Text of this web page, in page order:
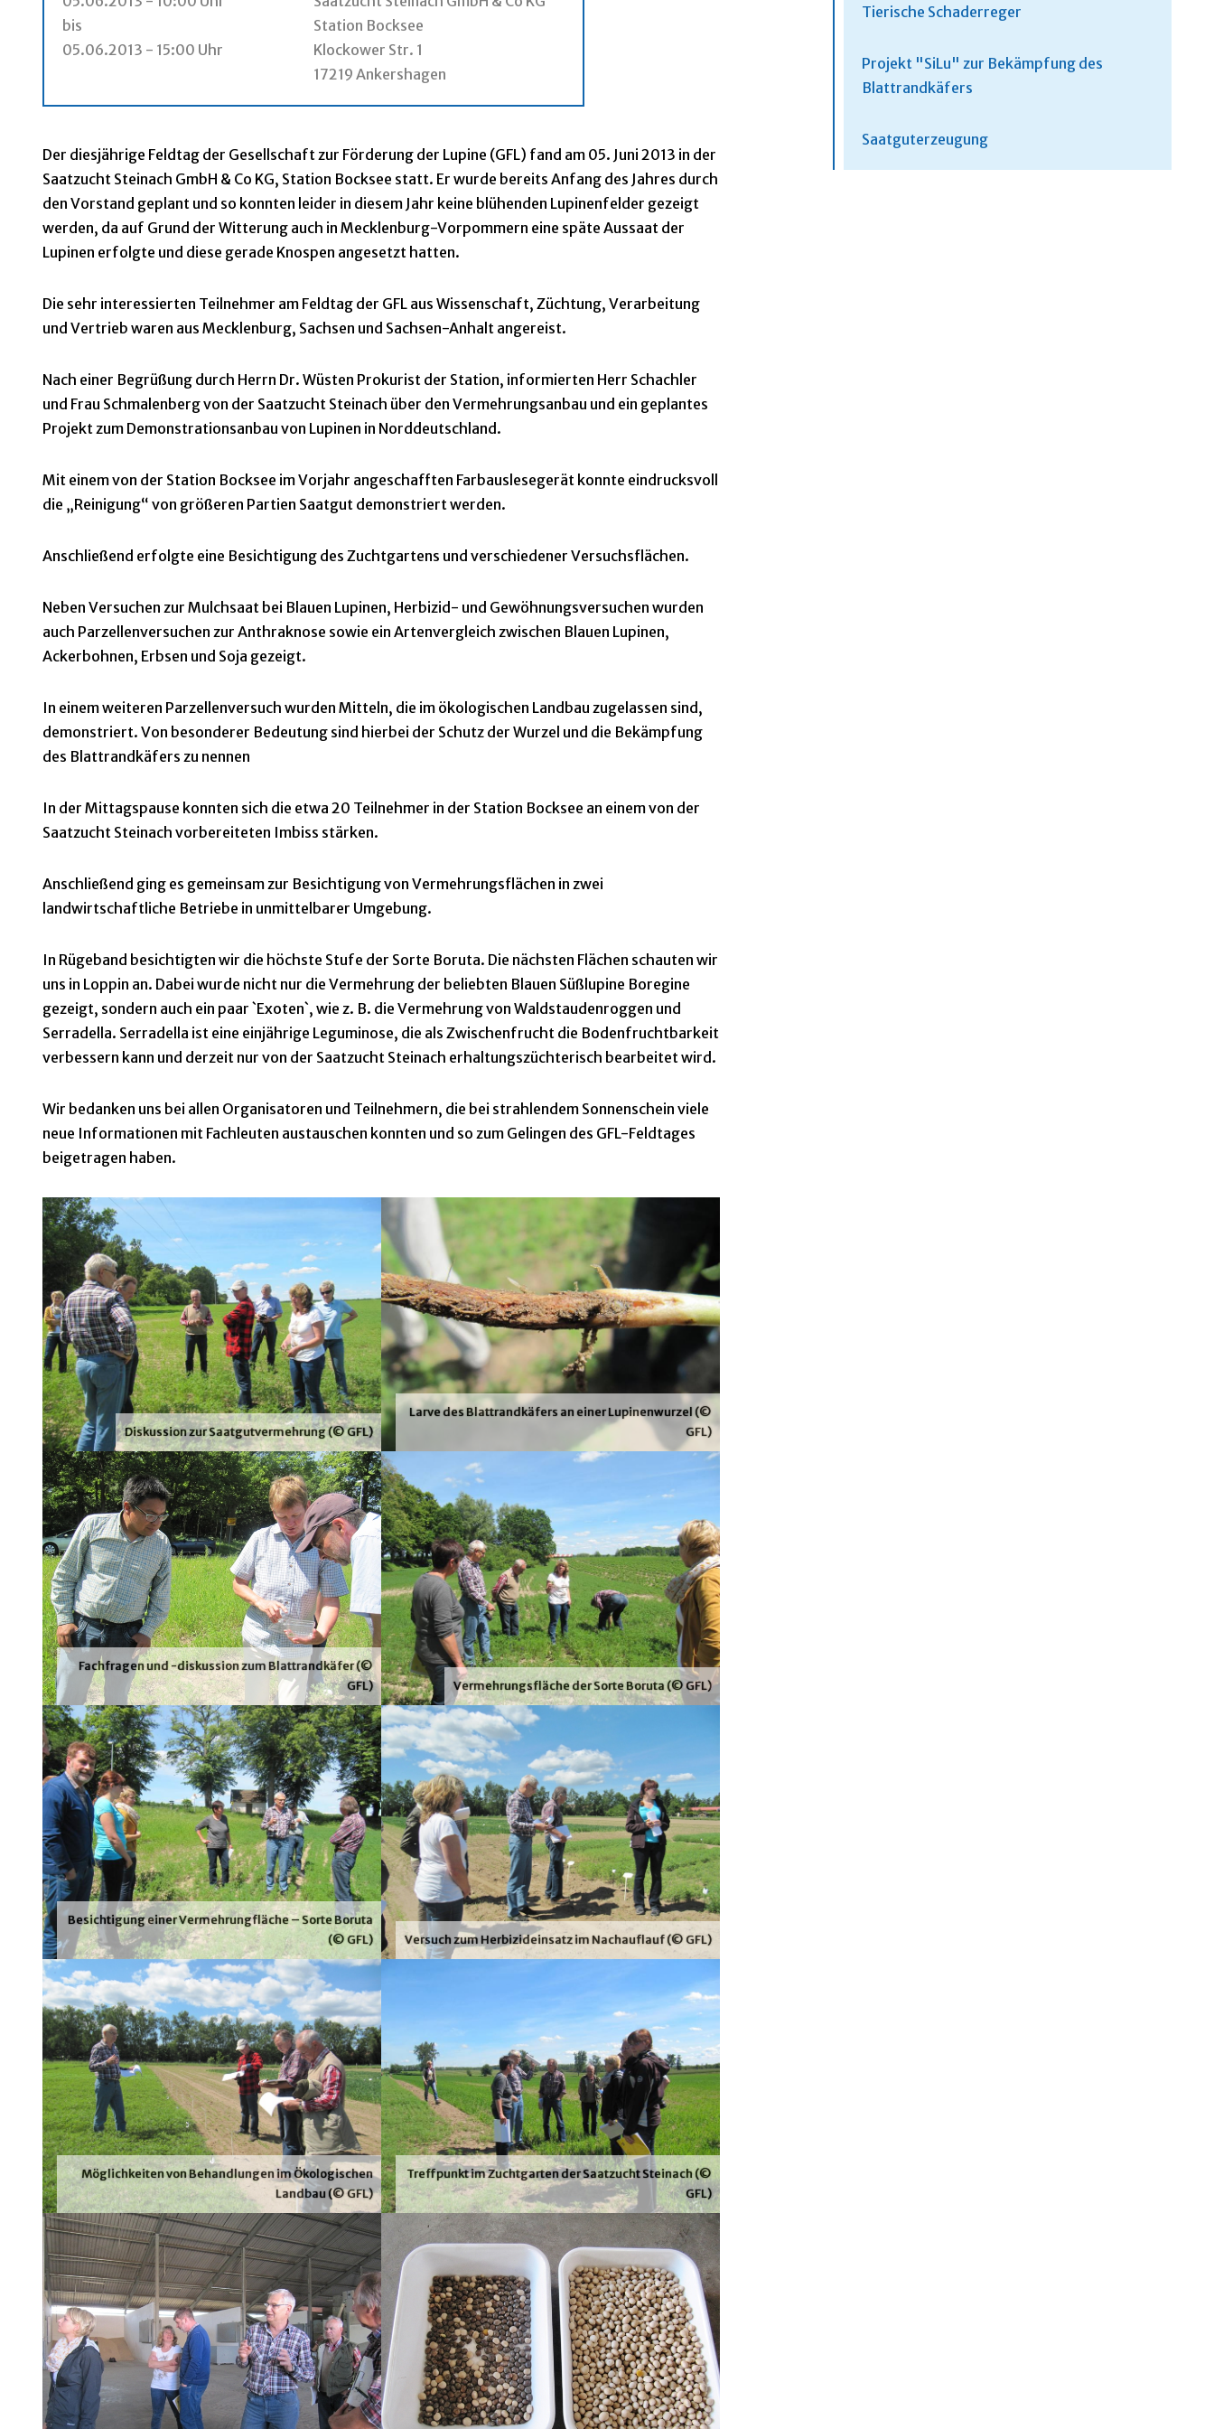
bis
05.06.2013 - 15:00 Uhr
Station Bocksee
Klockower Str. 1
17219 Ankershagen
Der diesjährige Feldtag der Gesellschaft zur Förderung der Lupine (GFL) fand am 05. Juni 2013 in der
Saatzucht Steinach GmbH & Co KG, Station Bocksee statt. Er wurde bereits Anfang des Jahres durch
den Vorstand geplant und so konnten leider in diesem Jahr keine blühenden Lupinenfelder gezeigt
werden, da auf Grund der Witterung auch in Mecklenburg-Vorpommern eine späte Aussaat der
Lupinen erfolgte und diese gerade Knospen angesetzt hatten.
Die sehr interessierten Teilnehmer am Feldtag der GFL aus Wissenschaft, Züchtung, Verarbeitung
und Vertrieb waren aus Mecklenburg, Sachsen und Sachsen-Anhalt angereist.
Nach einer Begrüßung durch Herrn Dr. Wüsten Prokurist der Station, informierten Herr Schachler
und Frau Schmalenberg von der Saatzucht Steinach über den Vermehrungsanbau und ein geplantes
Projekt zum Demonstrationsanbau von Lupinen in Norddeutschland.
Mit einem von der Station Bocksee im Vorjahr angeschafften Farbauslesegerät konnte eindrucksvoll
die „Reinigung“ von größeren Partien Saatgut demonstriert werden.
Anschließend erfolgte eine Besichtigung des Zuchtgartens und verschiedener Versuchsflächen.
Neben Versuchen zur Mulchsaat bei Blauen Lupinen, Herbizid- und Gewöhnungsversuchen wurden
auch Parzellenversuchen zur Anthraknose sowie ein Artenvergleich zwischen Blauen Lupinen,
Ackerbohnen, Erbsen und Soja gezeigt.
In einem weiteren Parzellenversuch wurden Mitteln, die im ökologischen Landbau zugelassen sind,
demonstriert. Von besonderer Bedeutung sind hierbei der Schutz der Wurzel und die Bekämpfung
des Blattrandkäfers zu nennen
In der Mittagspause konnten sich die etwa 20 Teilnehmer in der Station Bocksee an einem von der
Saatzucht Steinach vorbereiteten Imbiss stärken.
Anschließend ging es gemeinsam zur Besichtigung von Vermehrungsflächen in zwei
landwirtschaftliche Betriebe in unmittelbarer Umgebung.
In Rügeband besichtigten wir die höchste Stufe der Sorte Boruta. Die nächsten Flächen schauten wir
uns in Loppin an. Dabei wurde nicht nur die Vermehrung der beliebten Blauen Süßlupine Boregine
gezeigt, sondern auch ein paar `Exoten`, wie z. B. die Vermehrung von Waldstaudenroggen und
Serradella. Serradella ist eine einjährige Leguminose, die als Zwischenfrucht die Bodenfruchtbarkeit
verbessern kann und derzeit nur von der Saatzucht Steinach erhaltungszüchterisch bearbeitet wird.
Wir bedanken uns bei allen Organisatoren und Teilnehmern, die bei strahlendem Sonnenschein viele
neue Informationen mit Fachleuten austauschen konnten und so zum Gelingen des GFL-Feldtages
beigetragen haben.
Diskussion zur Saatgutvermehrung (© GFL)
Larve des Blattrandkäfers an einer Lupinenwurzel (©
GFL)
Fachfragen und -diskussion zum Blattrandkäfer (©
GFL)
Vermehrungsfläche der Sorte Boruta (© GFL)
Besichtigung einer Vermehrungfläche – Sorte Boruta
(© GFL)
Versuch zum Herbizideinsatz im Nachauflauf (© GFL)
Möglichkeiten von Behandlungen im Ökologischen
Landbau (© GFL)
Treffpunkt im Zuchtgarten der Saatzucht Steinach (©
GFL)
Tierische Schaderreger
Projekt "SiLu" zur Bekämpfung des
Blattrandkäfers
Saatguterzeugung